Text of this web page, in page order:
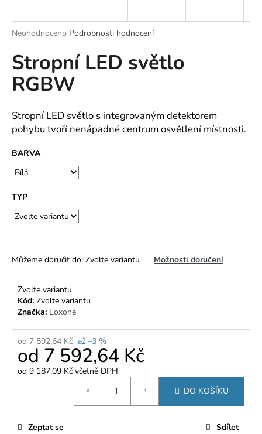
Průměrné
produktu
je
0,0
z
hvězdiček.
Neohodnoceno Podrobnosti hodnocení
Stropní LED světlo
RGBW
Stropní LED světlo s integrovaným detektorem
pohybu tvoří nenápadné centrum osvětlení místnosti.
BARVA
TYP
Můžeme doručit do: Zvolte variantu Možnosti doručení
Zvolte variantu
Kód: Zvolte variantu
Značka: Loxone
od 7 592,64 Kč až –3 %
od 7 592,64 Kč
od 9 187,09 Kč včetně DPH
DO KOŠÍKU
Zeptat se Sdílet
j
t
?
HLEDAT
o
p
o
č
u
m
e